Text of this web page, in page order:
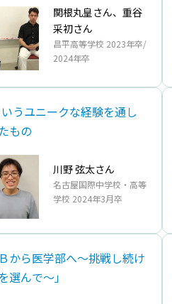
関根丸皇さん、重谷
采初さん
昌平高等学校 2023年卒/
2024年卒
うユニークな経験を通し
もの
川野 弦太さん
名古屋国際中学校・高等
学校 2024年3月卒
Ｂから医学部へ～挑戦し続け
選んで～」